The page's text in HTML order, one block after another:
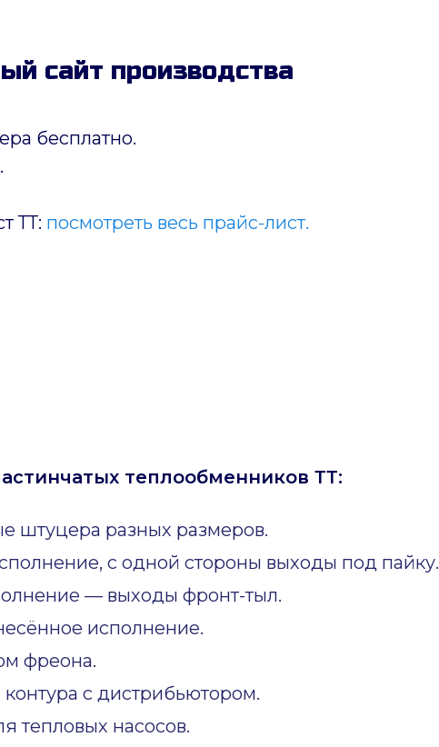
бесплатно.
ТТ: посмотреть весь прайс-лист.
сайт производства
теплообменников ТТ:
штуцера разных размеров.
с одной стороны выходы под пайку.
— выходы фронт-тыл.
исполнение.
фреона.
с дистрибьютором.
тепловых насосов.